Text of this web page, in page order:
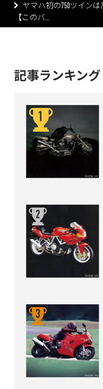
ヤマハ初の750ツイン
【このバ…
記事ランキング